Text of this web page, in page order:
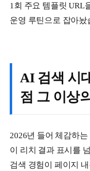
1회 주요 템플릿 URL
운영 루틴으로 잡아놨
AI 검색 시
점 그 이상
2026년 들어 체감하
이 리치 결과 표시를
검색 경험이 페이지